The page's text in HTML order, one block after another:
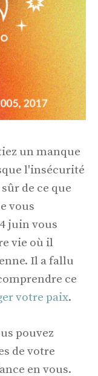
un manque
l'insécurité
de ce que
vous
juin vous
vie où il
Il a fallu
ce
votre paix.
pouvez
de votre
en vous.